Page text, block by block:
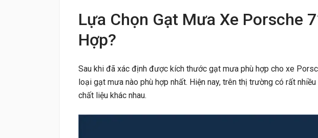
Lựa Chọn Gạt Mưa Xe Porsche
Hợp?
Sau khi đã xác định được kích thước gạt mưa phù hợp cho xe
loại gạt mưa nào phù hợp nhất. Hiện nay, trên thị trường có rất
chất liệu khác nhau.